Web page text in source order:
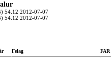
54.12 2012-07-07
54.12 2012-07-07
Felag FAR